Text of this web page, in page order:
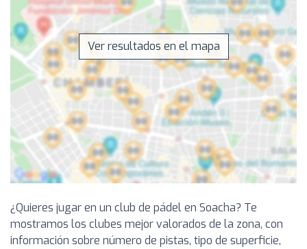
Ver resultados en el mapa
¿Quieres jugar en un club de pádel en Soacha? Te
mostramos los clubes mejor valorados de la zona, con
información sobre número de pistas, tipo de superficie,